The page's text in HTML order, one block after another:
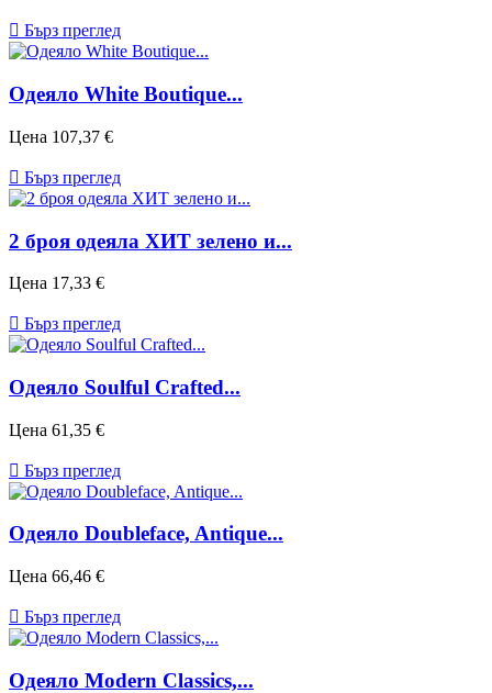
 Бърз преглед
Одеяло White Boutique...
Цена 107,37 €
 Бърз преглед
2 броя одеяла ХИТ зелено и...
Цена 17,33 €
 Бърз преглед
Одеяло Soulful Crafted...
Цена 61,35 €
 Бърз преглед
Одеяло Doubleface, Antique...
Цена 66,46 €
 Бърз преглед
Одеяло Modern Classics,...